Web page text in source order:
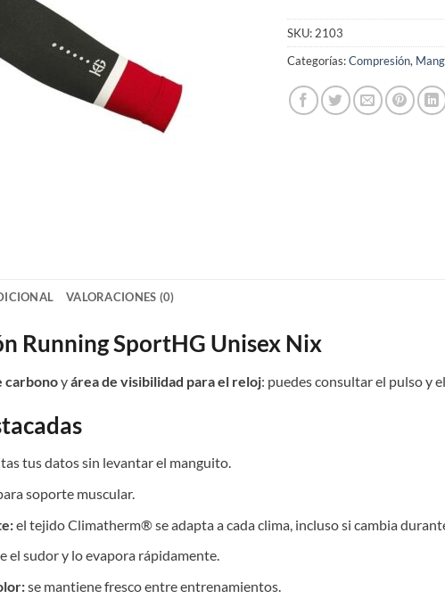
SKU: 2103
Categorías:Compresión,
VALORACIONES (0)
Running SportHG Unisex Nix
carbonoyárea de visibilidad para el reloj: puedes consultar el pulso y
tus datos sin levantar el manguito.
soporte muscular.
el tejido Climatherm® se adapta a cada clima, incluso si cambia
el sudor y lo evapora rápidamente.
se mantiene fresco entre entrenamientos.